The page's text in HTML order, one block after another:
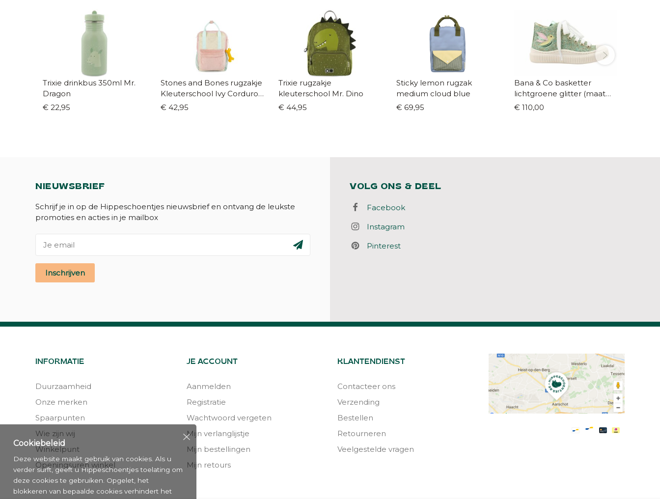
Trixie drinkbus 350ml Mr.
Dragon
€ 22,95
Stones and Bones rugzakje
Kleuterschool Ivy Corduroy
munt/roze
€ 42,95
Trixie rugzakje
kleuterschool Mr. Dino
€ 44,95
Sticky lemon rugzak
medium cloud blue
€ 69,95
Bana & Co basketter
lichtgroene glitter (maat
24-35)
€ 110,00
NIEUWSBRIEF
Schrijf je in op de Hippeschoentjes nieuwsbrief en ontvang de leukste
promoties en acties in je mailbox
Inschrijven
VOLG ONS & DEEL
Facebook
Instagram
Pinterest
INFORMATIE
Duurzaamheid
Onze merken
Spaarpunten
Wie zijn wij
Winkelpunt
Openingsuren winkel
JE ACCOUNT
Aanmelden
Registratie
Wachtwoord vergeten
Mijn verlanglijstje
Mijn bestellingen
Mijn retours
KLANTENDIENST
Contacteer ons
Verzending
Bestellen
Retourneren
Veelgestelde vragen
Cookiebeleid
Deze website maakt gebruik van cookies. Als u
verder surft, geeft u Hippeschoentjes toelating om
deze cookies te gebruiken. Opgelet, het
blokkeren van bepaalde cookies verhindert het